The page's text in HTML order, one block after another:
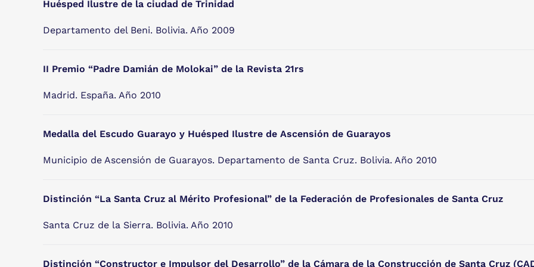
Huésped Ilustre de la ciudad de Trinidad
Departamento del Beni. Bolivia. Año 2009
II Premio “Padre Damián de Molokai” de la Revista 21rs
Madrid. España. Año 2010
Medalla del Escudo Guarayo y Huésped Ilustre de Ascensión de Guarayos
Municipio de Ascensión de Guarayos. Departamento de Santa Cruz. Bolivia. Año 2010
Distinción “La Santa Cruz al Mérito Profesional” de la Federación de Profesionales de Santa Cruz
Santa Cruz de la Sierra. Bolivia. Año 2010
Distinción “Constructor e Impulsor del Desarrollo” de la Cámara de la Construcción de Santa Cruz